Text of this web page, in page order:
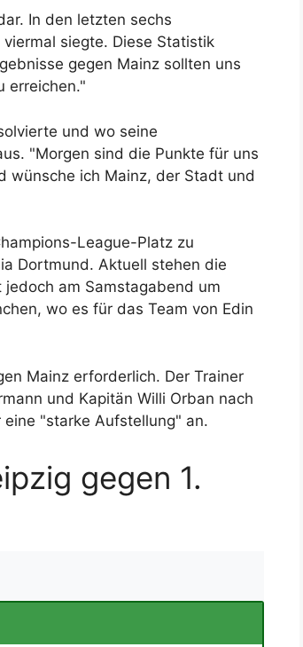
In den letzten sechs
siegte. Diese Statistik
gegen Mainz sollten uns
erreichen."
und wo seine
"Morgen sind die Punkte für uns
wünsche ich Mainz, der Stadt und
League-Platz zu
Dortmund. Aktuell stehen die
am Samstagabend um
wo es für das Team von Edin
Mainz erforderlich. Der Trainer
und Kapitän Willi Orban nach
"starke Aufstellung" an.
gegen 1.